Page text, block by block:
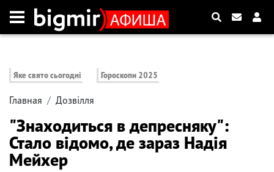
Яке свято сьогодні Гороскопи 2025
Главная Дозвілля
"Знаходиться в депресняку":
Стало відомо, де зараз Надія
Мейхер